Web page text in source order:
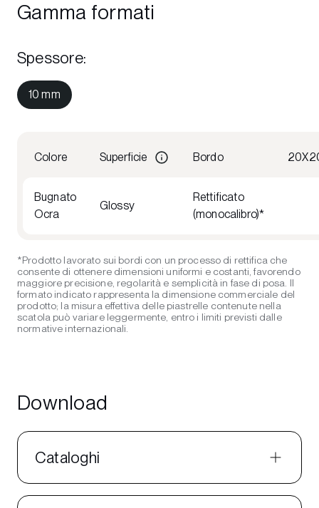
Gamma formati
Spessore:
10 mm
Colore Superficie Bordo
Bugnato
Ocra
Glossy
Rettificato
(monocalibro)*
*Prodotto lavorato sui bordi con un processo di rettifica che
consente di ottenere dimensioni uniformi e costanti, favorendo
maggiore precisione, regolarità e semplicità in fase di posa. Il
formato indicato rappresenta la dimensione commerciale del
prodotto; la misura effettiva delle piastrelle contenute nella
scatola può variare leggermente, entro i limiti previsti dalle
normative internazionali.
Download
Cataloghi